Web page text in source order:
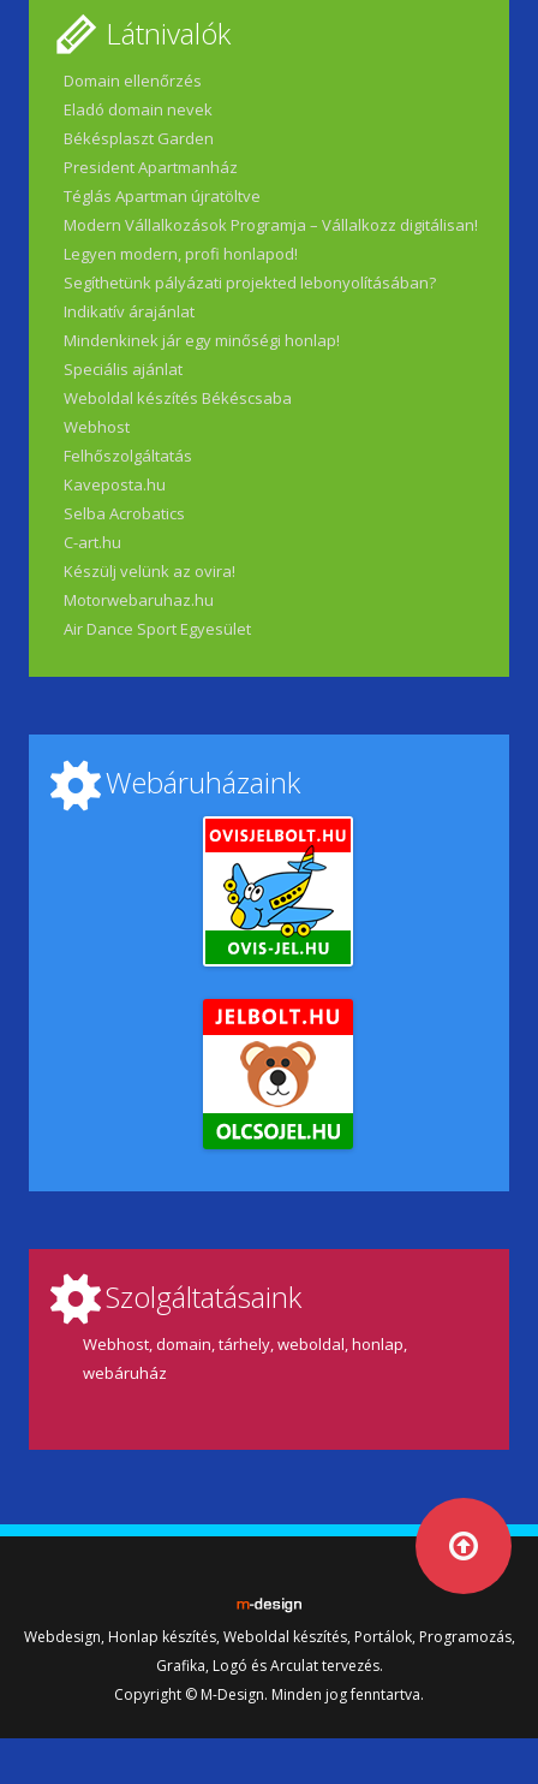
Látnivalók
Domain ellenőrzés
Eladó domain nevek
Békésplaszt Garden
President Apartmanház
Téglás Apartman újratöltve
Modern Vállalkozások Programja – Vállalkozz digitálisan!
Legyen modern, profi honlapod!
Segíthetünk pályázati projekted lebonyolításában?
Indikatív árajánlat
Mindenkinek jár egy minőségi honlap!
Speciális ajánlat
Weboldal készítés Békéscsaba
Webhost
Felhőszolgáltatás
Kaveposta.hu
Selba Acrobatics
C-art.hu
Készülj velünk az ovira!
Motorwebaruhaz.hu
Air Dance Sport Egyesület
Webáruházaink
Szolgáltatásaink
Webhost, domain, tárhely, weboldal, honlap,
webáruház
Webdesign, Honlap készítés, Weboldal készítés, Portálok, Programozás,
Grafika, Logó és Arculat tervezés.
Copyright © M-Design. Minden jog fenntartva.